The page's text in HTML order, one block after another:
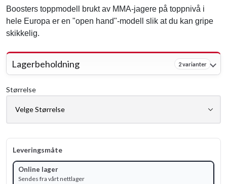
Boosters toppmodell brukt av MMA-jagere på toppnivå i
hele Europa er en "open hand"-modell slik at du kan gripe
skikkelig.
Lagerbeholdning 2 varianter
Størrelse
Leveringsmåte
Online lager
Sendes fra vårt nettlager